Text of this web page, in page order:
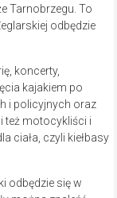
Tarnobrzegu. To
odbędzie
koncerty,
kajakiem po
i policyjnych oraz
też motocykliści i
ciała, czyli kiełbasy
odbędzie się w